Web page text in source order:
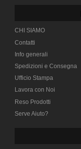
CHI SIAMO
Contatti
Info generali
Spedizioni e Consegna
Ufficio Stampa
Lavora con Noi
Reso Prodotti
Serve Aiuto?